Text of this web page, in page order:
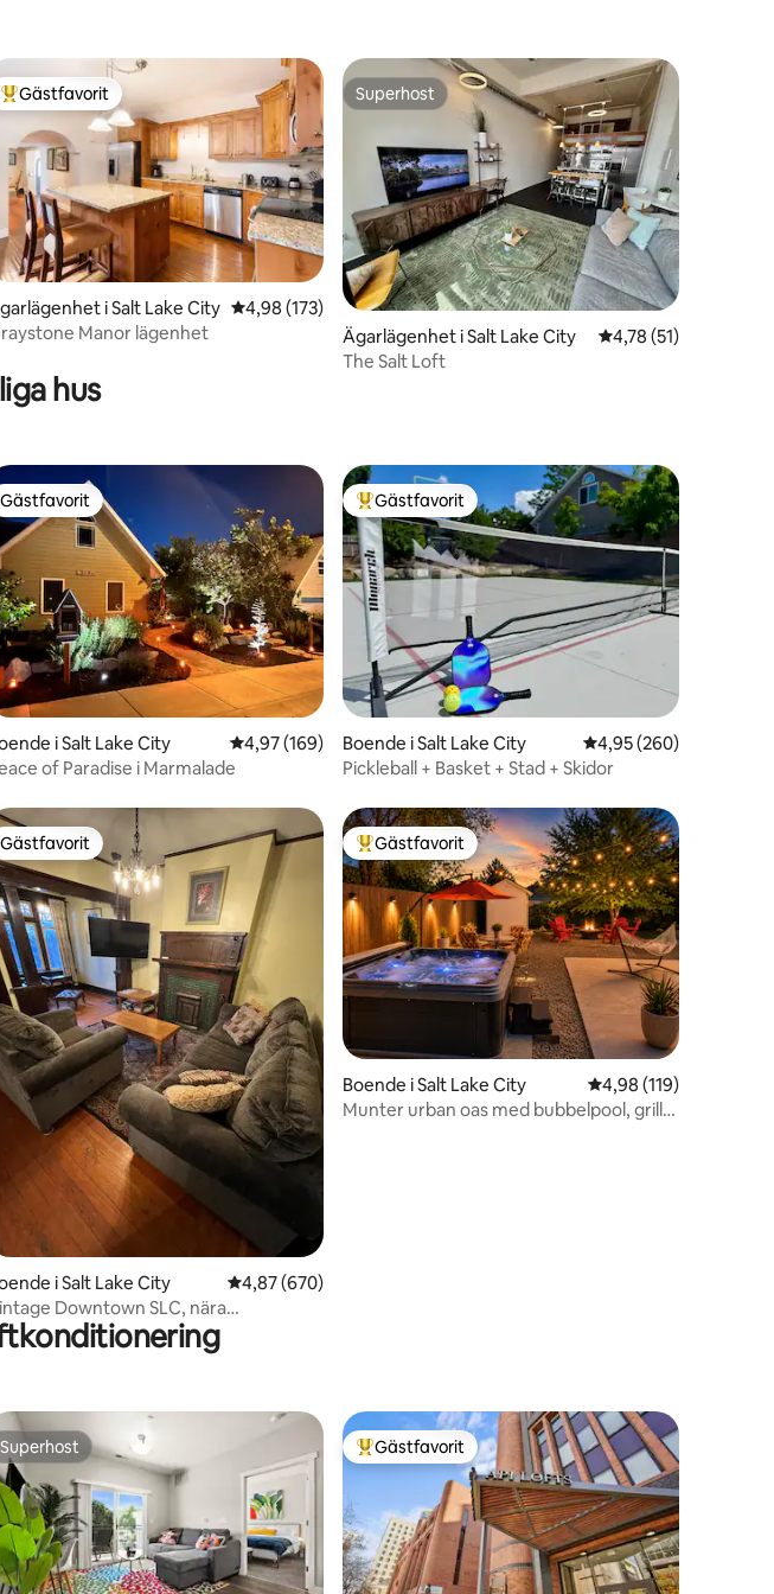
betyg, 160 omdömen
Populär gästfavorit
Gästfavorit
i Salt Lake City 4,98 av 5 i genomsnittligt betyg, 173 omdömen
4,98 (173)
Manor lägenhet
Superhost
Superhost
Ägarlägenhet i Salt Lake City 4,78 av 5 i
4,78 (51)
The Salt Loft
hus
betyg, 339 omdömen
Gästfavorit
Gästfavorit
i Salt Lake City 4,97 av 5 i genomsnittligt betyg, 169 omdömen
4,97 (169)
of Paradise i Marmalade
Populär gästfavorit
Gästfavorit
Boende i Salt Lake City 4,95 av 5 i
4,95 (260)
Pickleball + Basket + Stad + Skidor
betyg, 104 omdömen
Gästfavorit
Gästfavorit
i Salt Lake City 4,87 av 5 i genomsnittligt betyg, 670 omdömen
4,87 (670)
Downtown SLC, nära
Cntr + Cptl
Populär gästfavorit
Gästfavorit
Boende i Salt Lake City 4,98 av 5 i
4,98 (119)
Munter urban oas med bubbelpool, grill
Superhost
Superhost Populär gästfavorit
Gästfavorit